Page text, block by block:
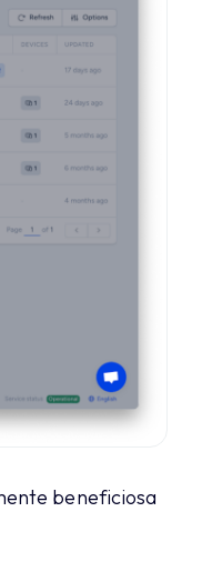
beneficiosa